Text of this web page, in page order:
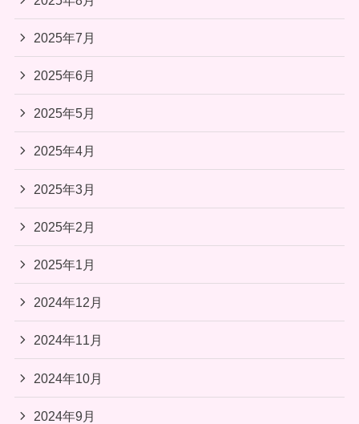
2025年7月
2025年6月
2025年5月
2025年4月
2025年3月
2025年2月
2025年1月
2024年12月
2024年11月
2024年10月
2024年9月